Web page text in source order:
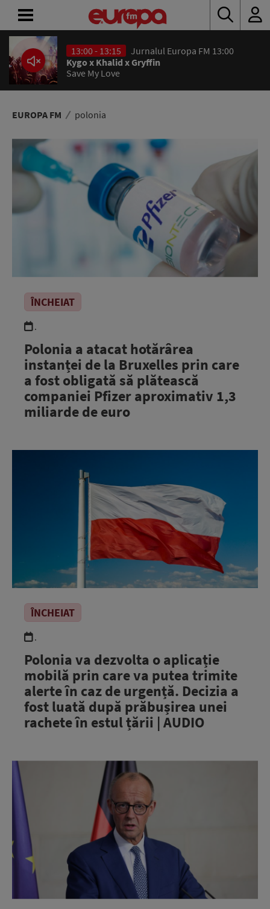
13:00 - 13:15
Jurnalul Europa FM 13:00
Kygo x Khalid x Gryffin
Save My Love
EUROPA FM polonia
ÎNCHEIAT
.
Polonia a atacat hotărârea
instanței de la Bruxelles prin care
a fost obligată să plătească
companiei Pfizer aproximativ 1,3
miliarde de euro
ÎNCHEIAT
.
Polonia va dezvolta o aplicație
mobilă prin care va putea trimite
alerte în caz de urgență. Decizia a
fost luată după prăbușirea unei
rachete în estul țării | AUDIO
ACASĂ
ȘTIRI
RADIO
CONCURSURI
PODCAST
ASCULTĂ
LIVE